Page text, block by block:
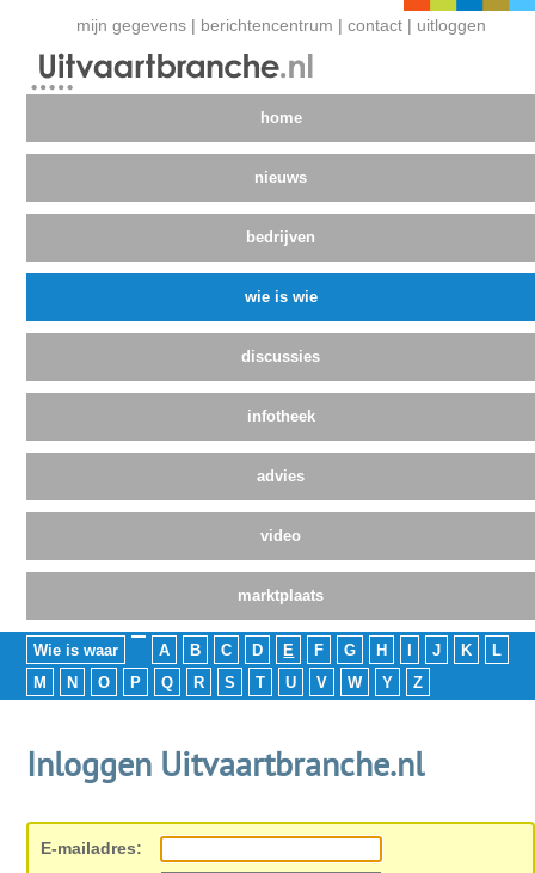
mijn gegevens| berichtencentrum contact| uitloggen
home
nieuws
bedrijven
wie is wie
discussies
infotheek
advies
video
marktplaats
Wie is waar A B C D E F G H J K
L
M
N O P Q R S T U V W Y Z
Inloggen Uitvaartbranche.nl
E-mailadres: